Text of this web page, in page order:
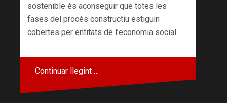
sostenible és aconseguir que totes les
fases del procés constructiu estiguin
cobertes per entitats de l’economia social.
Continuar llegint …